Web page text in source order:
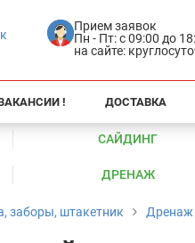
Прием заявок
Пн - Пт: с 09:00 до
на сайте:
! ДОСТАВКА
САЙДИНГ
ДРЕНАЖ
заборы, штакетник Дренаж